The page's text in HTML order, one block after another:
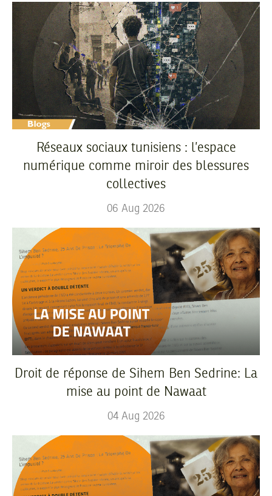
Réseaux sociaux tunisiens : l’espace
numérique comme miroir des blessures
collectives
06 Aug 2026
Droit de réponse de Sihem Ben Sedrine: La
mise au point de Nawaat
04 Aug 2026